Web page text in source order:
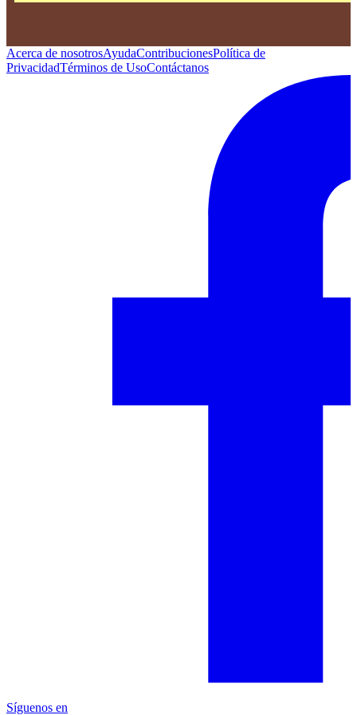
Acerca de nosotrosAyudaContribucionesPolítica de
PrivacidadTérminos de UsoContáctanos
Síguenos en